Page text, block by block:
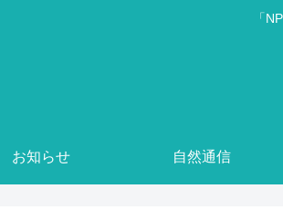
「
お知らせ 自然通信